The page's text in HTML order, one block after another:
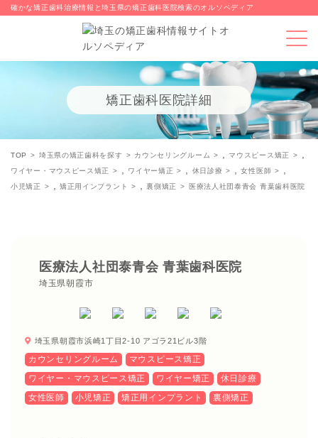
確かな矯正歯科治療情報と埼玉県の矯正歯科医院検索のオルソペディア
矯正歯科医院詳細
TOP 埼玉県の矯正歯科を探す カウンセリングルーム ,マウスピース矯正
ワイヤー・マウスピース矯正 ワイヤー矯正 休日診療 ,女性医師
小児矯正 矯正用インプラント ,裏側矯正 医療法人社団泰青会 青葉歯科医院
医療法人社団泰青会 青葉歯科医院
埼玉県朝霞市
埼玉県朝霞市浜崎1丁目2-10 アゴラ21ビル3階
カウンセリングルーム
マウスピース矯正
ワイヤー・マウスピース矯正
ワイヤー矯正
休日診療
女性医師
小児矯正 矯正用インプラント 裏側矯正